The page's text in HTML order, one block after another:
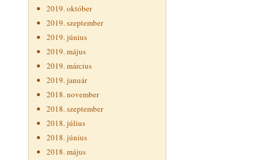
2019. október
2019. szeptember
2019. június
2019. május
2019. március
2019. január
2018. november
2018. szeptember
2018. július
2018. június
2018. május